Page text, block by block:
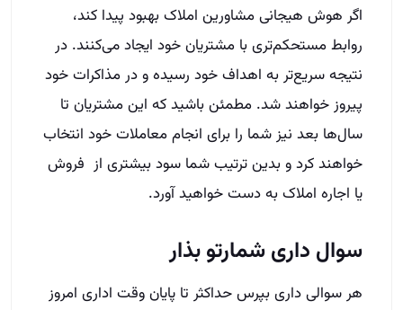
اگر هوش هیجانی مشاورین املاک بهبود پیدا کند،
روابط مستحکم‌تری با مشتریان خود ایجاد می‌کنند. در
نتیجه سریع‌تر به اهداف خود رسیده و در مذاکرات خود
پیروز خواهند شد. مطمئن باشید که این مشتریان تا
سال‌ها بعد نیز شما را برای انجام معاملات خود انتخاب
خواهند کرد و بدین ترتیب شما سود بیشتری از فروش
یا اجاره املاک به دست خواهید آورد.
سوال داری شمارتو بذار
هر سوالی داری بپرس حداکثر تا پایان وقت اداری امروز